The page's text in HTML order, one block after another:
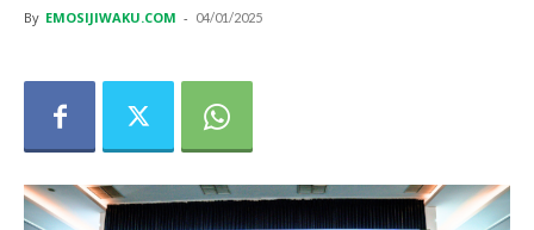
By EMOSIJIWAKU.COM - 04/01/2025